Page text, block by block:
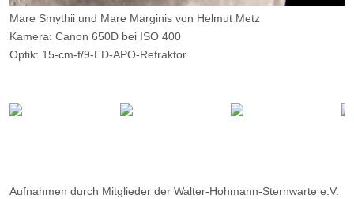
Mare Smythii und Mare Marginis von Helmut Metz
Kamera: Canon 650D bei ISO 400
Optik: 15-cm-f/9-ED-APO-Refraktor
Ort: WHS-Essen
Aufnahmen durch Mitglieder der Walter-Hohmann-Sternwarte e.V.